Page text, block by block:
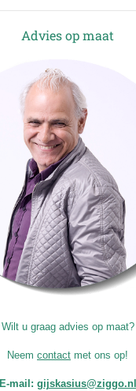
Advies op maat
Wilt u graag advies op maat?
Neem contact met ons op!
E-mail: gijskasius@ziggo.nl